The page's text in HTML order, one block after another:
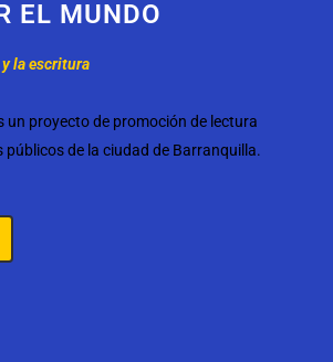
EL MUNDO
la escritura
un proyecto de promoción de lectura
públicos de la ciudad de Barranquilla.